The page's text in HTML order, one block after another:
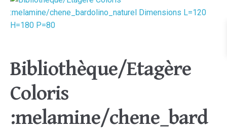
Bibliothèque/Etagère
Coloris
:melamine/chene_bard